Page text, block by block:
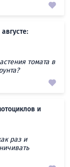
томата в
и
раз и